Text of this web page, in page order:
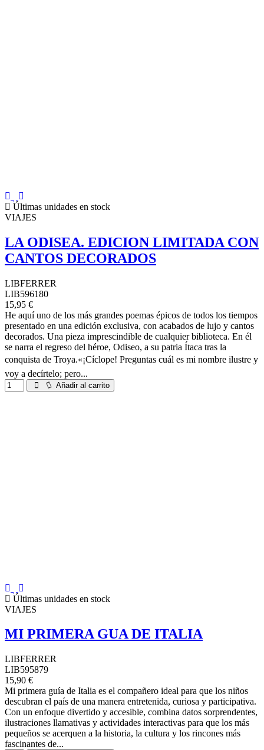
Últimas unidades en stock
VIAJES
LA ODISEA. EDICION LIMITADA CON
CANTOS DECORADOS
LIBFERRER
LIB596180
15,95 €
He aquí uno de los más grandes poemas épicos de todos los tiempos
presentado en una edición exclusiva, con acabados de lujo y cantos
decorados. Una pieza imprescindible de cualquier biblioteca. En él
se narra el regreso del héroe, Odiseo, a su patria Ítaca tras la
conquista de Troya.«¡Cíclope! Preguntas cuál es mi nombre ilustre y
voy a decírtelo; pero...
Añadir al carrito
Últimas unidades en stock
VIAJES
MI PRIMERA GUA DE ITALIA
LIBFERRER
LIB595879
15,90 €
Mi primera guía de Italia es el compañero ideal para que los niños
descubran el país de una manera entretenida, curiosa y participativa.
Con un enfoque divertido y accesible, combina datos sorprendentes,
ilustraciones llamativas y actividades interactivas para que los más
pequeños se acerquen a la historia, la cultura y los rincones más
fascinantes de...